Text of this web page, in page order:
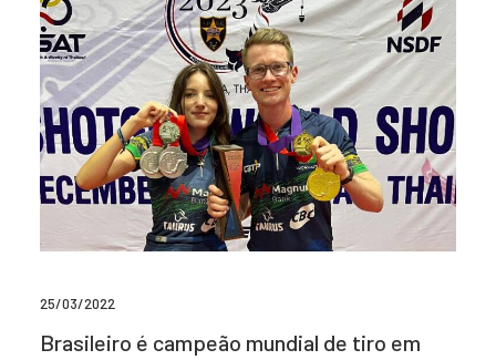
25/03/2022
Brasileiro é campeão mundial de tiro em